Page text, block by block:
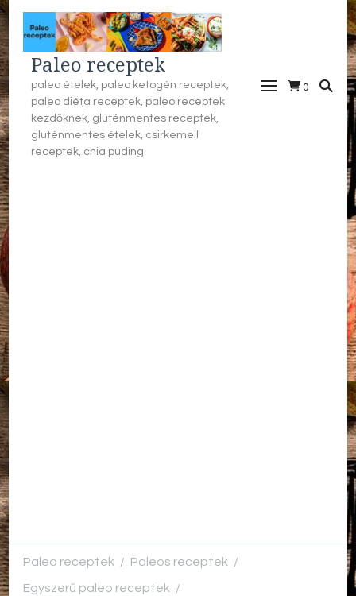
Paleo receptek
paleo ételek, paleo ketogén receptek,
paleo diéta receptek, paleo receptek
kezdőknek, gluténmentes receptek,
gluténmentes ételek, csirkemell
receptek, chia puding
0
Paleo receptek / Paleos receptek /
Egyszerű paleo receptek /